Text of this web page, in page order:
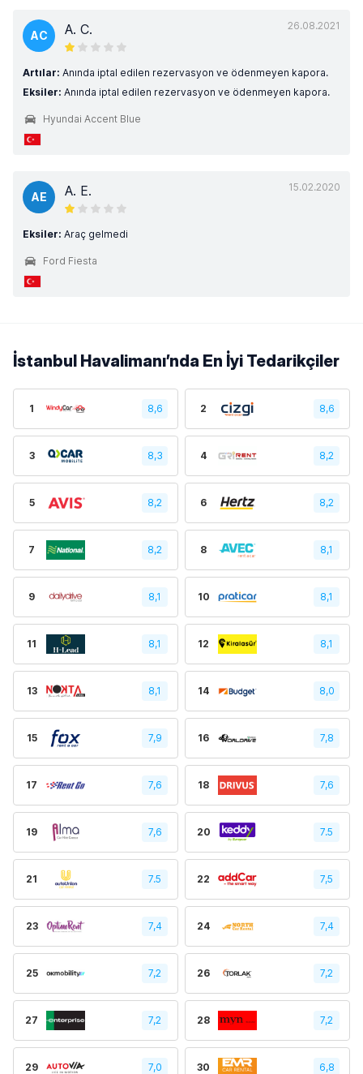
26.08.2021
AC A. C.
Artılar: Anında iptal edilen rezervasyon ve ödenmeyen kapora.
Eksiler: Anında iptal edilen rezervasyon ve ödenmeyen kapora.
Hyundai Accent Blue
15.02.2020
AE A. E.
Eksiler: Araç gelmedi
Ford Fiesta
İstanbul Havalimanı’nda En İyi Tedarikçiler
1 8,6 2 8,6
3 8,3 4 8,2
5 8,2 6 8,2
7 8,2 8 8,1
9 8,1 10 8,1
11 8,1 12 8,1
13 8,1 14 8,0
15 7,9 16 7,8
17 7,6 18 7,6
19 7,6 20 7.5
21 7.5 22 7,5
23 7,4 24 7,4
25 7,2 26 7,2
27 7,2 28 7,2
29 7,0 30 6,8